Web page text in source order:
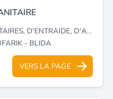
D'ACTION SOCIALE
- BLIDA
VERS LA PAGE